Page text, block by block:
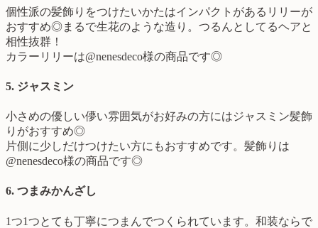
個性派の髪飾りをつけたいかたはインパクトがあるリリーが
おすすめ◎まるで生花のような造り。つるんとしてるヘアと
相性抜群！
カラーリリーは@nenesdeco様の商品です◎
5. ジャスミン
小さめの優しい儚い雰囲気がお好みの方にはジャスミン髪飾
りがおすすめ◎
片側に少しだけつけたい方にもおすすめです。髪飾りは
@nenesdeco様の商品です◎
6. つまみかんざし
1つ1つとても丁寧につまんでつくられています。和装ならで